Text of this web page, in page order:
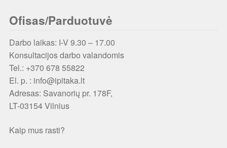
Ofisas/Parduotuvė
Darbo laikas: I-V 9.30 – 17.00
Konsultacijos darbo valandomis
Tel.: +370 678 55822
El. p. : info@ipitaka.lt
Adresas: Savanorių pr. 178F,
LT-03154 Vilnius
Kaip mus rasti?